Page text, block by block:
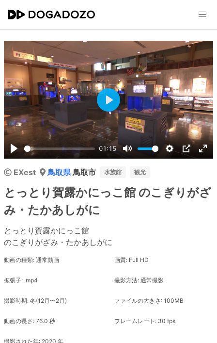
Play
01:15
Mute Settings
PIP
Play
EXest 鳥取県鳥取市 水族館 観光
とっとり賀露かにっこ館 のこぎりがざ
み・たかあしがに
とっとり賀露かにっこ館
のこぎりがざみ・たかあしがに
動画の種類: 通常動画 画質: Full HD
拡張子: .mp4 撮影方法: 通常撮影
撮影時期: 冬(12月〜2月) ファイルの大きさ: 100MB
動画の長さ: 76.0 秒 フレームレート: 30 fps
撮影された年: 2020 年